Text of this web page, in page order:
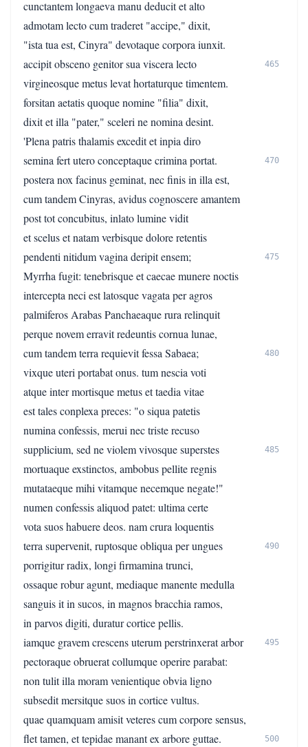
cunctantem longaeva manu deducit et alto
admotam lecto cum traderet "accipe," dixit,
"ista tua est, Cinyra" devotaque corpora iunxit.
accipit obsceno genitor sua viscera lecto
465
virgineosque metus levat hortaturque timentem.
forsitan aetatis quoque nomine "filia" dixit,
dixit et illa "pater," sceleri ne nomina desint.
'Plena patris thalamis excedit et inpia diro
semina fert utero conceptaque crimina portat.
470
postera nox facinus geminat, nec finis in illa est,
cum tandem Cinyras, avidus cognoscere amantem
post tot concubitus, inlato lumine vidit
et scelus et natam verbisque dolore retentis
pendenti nitidum vagina deripit ensem;
475
Myrrha fugit: tenebrisque et caecae munere noctis
intercepta neci est latosque vagata per agros
palmiferos Arabas Panchaeaque rura relinquit
perque novem erravit redeuntis cornua lunae,
cum tandem terra requievit fessa Sabaea;
480
vixque uteri portabat onus. tum nescia voti
atque inter mortisque metus et taedia vitae
est tales conplexa preces: "o siqua patetis
numina confessis, merui nec triste recuso
supplicium, sed ne violem vivosque superstes
485
mortuaque exstinctos, ambobus pellite regnis
mutataeque mihi vitamque necemque negate!"
numen confessis aliquod patet: ultima certe
vota suos habuere deos. nam crura loquentis
terra supervenit, ruptosque obliqua per ungues
490
porrigitur radix, longi firmamina trunci,
ossaque robur agunt, mediaque manente medulla
sanguis it in sucos, in magnos bracchia ramos,
in parvos digiti, duratur cortice pellis.
iamque gravem crescens uterum perstrinxerat arbor
495
pectoraque obruerat collumque operire parabat:
non tulit illa moram venientique obvia ligno
subsedit mersitque suos in cortice vultus.
quae quamquam amisit veteres cum corpore sensus,
flet tamen, et tepidae manant ex arbore guttae.
500